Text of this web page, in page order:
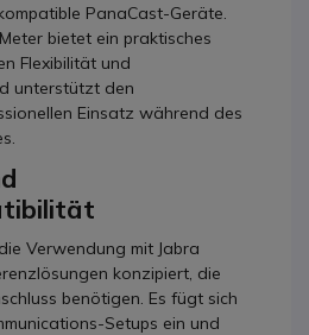
PanaCast-Geräte.
bietet ein praktisches
Flexibilität und
unterstützt den
Einsatz während des
Verwendung mit Jabra
konzipiert, die
benötigen. Es fügt sich
Setups ein und